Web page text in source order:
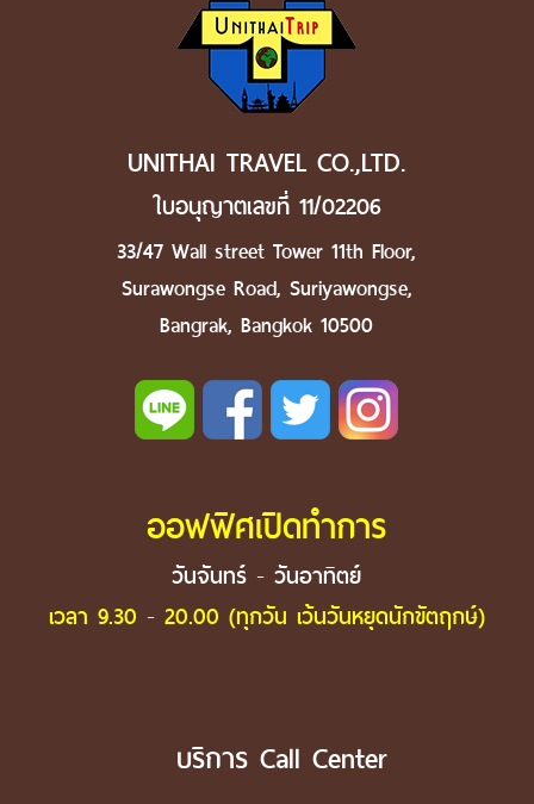
UNITHAI TRAVEL CO.,LTD.
ใบอนุญาตเลขที่ 11/02206
33/47 Wall street Tower 11th Floor,
Surawongse Road, Suriyawongse,
Bangrak, Bangkok 10500
ออฟฟิศเปิดทำการ
วันจันทร์ - วันอาทิตย์
เวลา 9.30 - 20.00 (ทุกวัน เว้นวันหยุดนักขัตฤกษ์)
บริการ Call Center